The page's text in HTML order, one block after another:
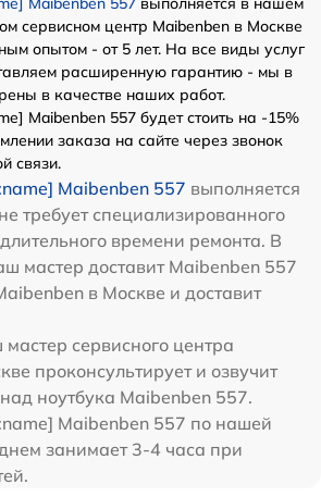
сервисном центр Maibenben в Москве
опытом - от 5 лет. На все виды услуг
расширенную гарантию - мы в
в качестве наших работ.
Maibenben 557 будет стоить на -15%
заказа на сайте через звонок
связи.
Maibenben 557 выполняется
требует специализированного
времени ремонта. В
мастер доставит Maibenben 557
в Москве и доставит
сервисного центра
проконсультирует и озвучит
ноутбука Maibenben 557.
Maibenben 557 по нашей
занимает 3-4 часа при